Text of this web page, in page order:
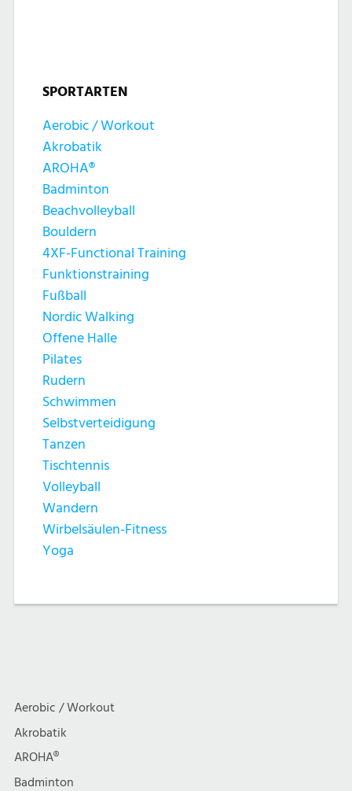
SPORTARTEN
Aerobic / Workout
Akrobatik
AROHA®
Badminton
Beachvolleyball
Bouldern
4XF-Functional Training
Funktionstraining
Fußball
Nordic Walking
Offene Halle
Pilates
Rudern
Schwimmen
Selbstverteidigung
Tanzen
Tischtennis
Volleyball
Wandern
Wirbelsäulen-Fitness
Yoga
Aerobic / Workout
Akrobatik
AROHA®
Badminton